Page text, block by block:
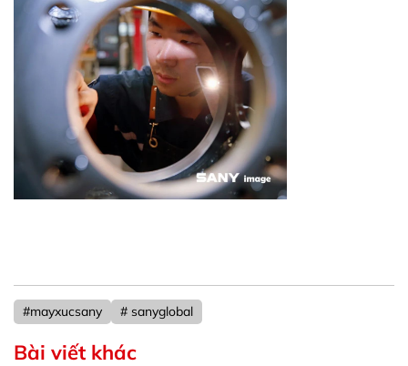
#mayxucsany # sanyglobal
Bài viết khác